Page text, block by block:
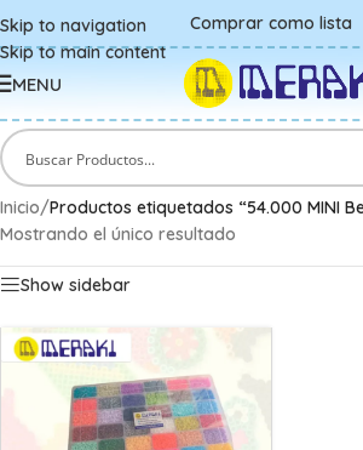
Skip to navigation
Skip to main content
Comprar como lista
MENU
Inicio/Productos etiquetados “54.000 MINI
Mostrando el único resultado
Show sidebar